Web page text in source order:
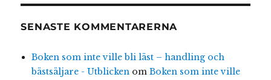
SENASTE KOMMENTARERNA
Boken som inte ville bli läst – handling och
bästsäljare - Utblickenom Boken som inte ville